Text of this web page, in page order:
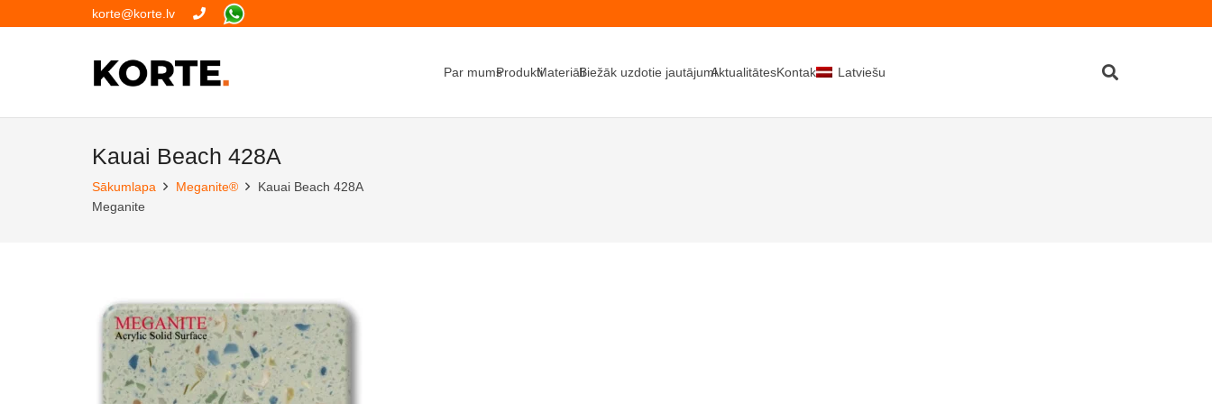
korte@korte.lv
Par mumsProduktiMateriāliBiežāk uzdotie jautājumiAktualitātesKontakti Latviešu
Kauai Beach 428A
Sākumlapa Meganite®
Kauai Beach 428A
Meganite